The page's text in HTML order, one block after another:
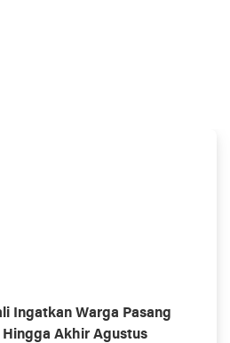
Ingatkan Warga Pasang
Akhir Agustus